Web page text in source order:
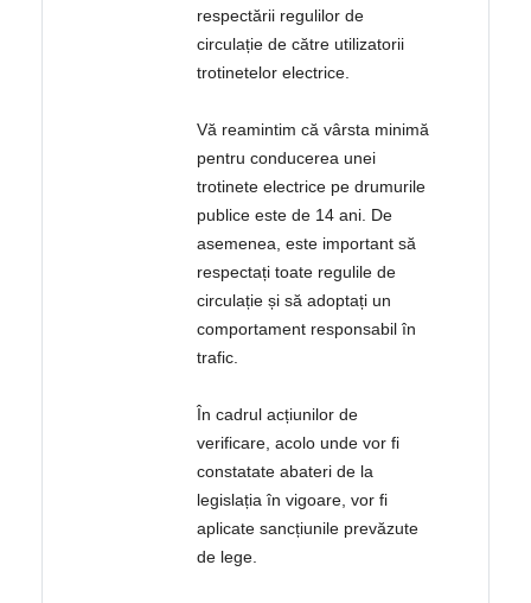
respectării regulilor de
circulație de către utilizatorii
trotinetelor electrice.
Vă reamintim că vârsta minimă
pentru conducerea unei
trotinete electrice pe drumurile
publice este de 14 ani. De
asemenea, este important să
respectați toate regulile de
circulație și să adoptați un
comportament responsabil în
trafic.
În cadrul acțiunilor de
verificare, acolo unde vor fi
constatate abateri de la
legislația în vigoare, vor fi
aplicate sancțiunile prevăzute
de lege.